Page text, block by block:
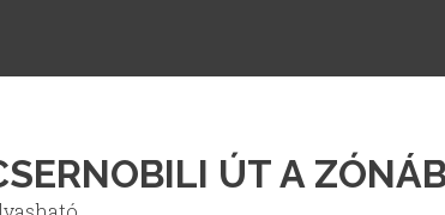
ÚT A